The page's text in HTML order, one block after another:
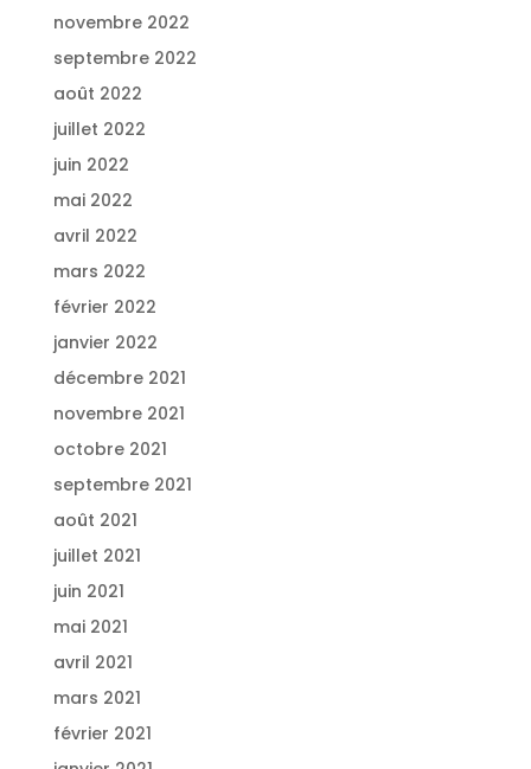
novembre 2022
septembre 2022
août 2022
juillet 2022
juin 2022
mai 2022
avril 2022
mars 2022
février 2022
janvier 2022
décembre 2021
novembre 2021
octobre 2021
septembre 2021
août 2021
juillet 2021
juin 2021
mai 2021
avril 2021
mars 2021
février 2021